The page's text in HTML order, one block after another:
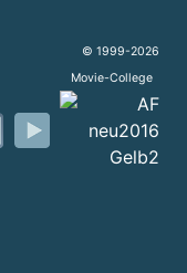
© 1999-2026
Movie-College